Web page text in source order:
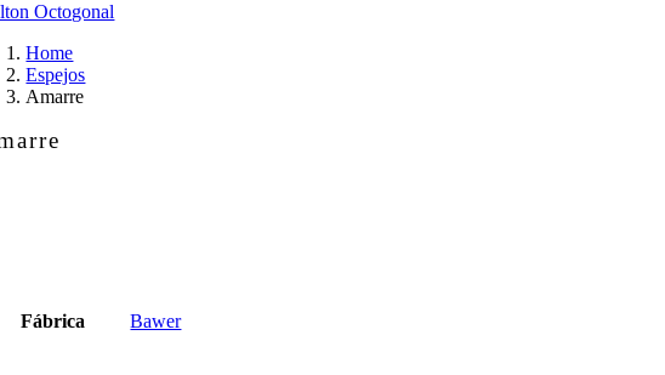
Octogonal
Home
Espejos
Amarre
Fábrica Bawer